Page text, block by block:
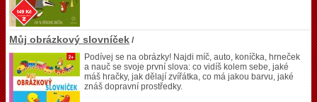
Můj obrázkový slovníček /
Podívej se na obrázky! Najdi míč, auto, koníčka, hrneček
a nauč se svoje první slova: co vidíš kolem sebe, jaké
máš hračky, jak dělají zvířátka, co má jakou barvu, jaké
znáš dopravní prostředky.